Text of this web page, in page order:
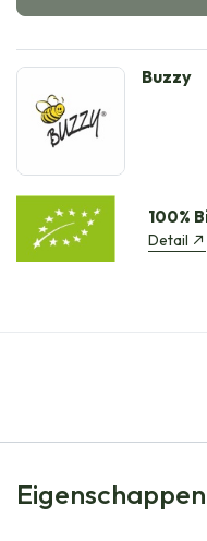
Buzzy
100%
Detail
Eigenschappen